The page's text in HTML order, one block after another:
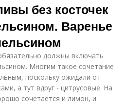
без косточек
Варенье
должны включать
Многим такое сочетание
поскольку ожидали от
а тут вдруг - цитрусовые. На
сочетается и лимон, и